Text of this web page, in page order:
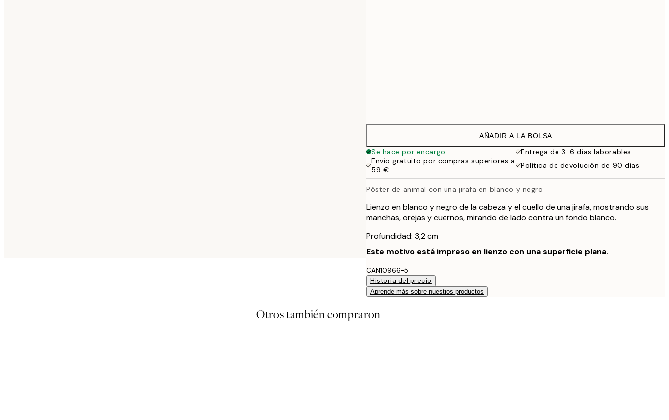
AÑADIR A LA BOLSA
Se hace por encargo
Entrega de 3-6 días laborables
Envío gratuito por compras superiores a
59 €
Política de devolución de 90 días
Póster de animal con una jirafa en blanco y negro
Lienzo en blanco y negro de la cabeza y el cuello de una jirafa, mostrando sus
manchas, orejas y cuernos, mirando de lado contra un fondo blanco.
Profundidad: 3,2 cm
Este motivo está impreso en lienzo con una superficie plana.
CAN10966-5
Historia del precio
Aprende más sobre nuestros productos
Otros también compraron